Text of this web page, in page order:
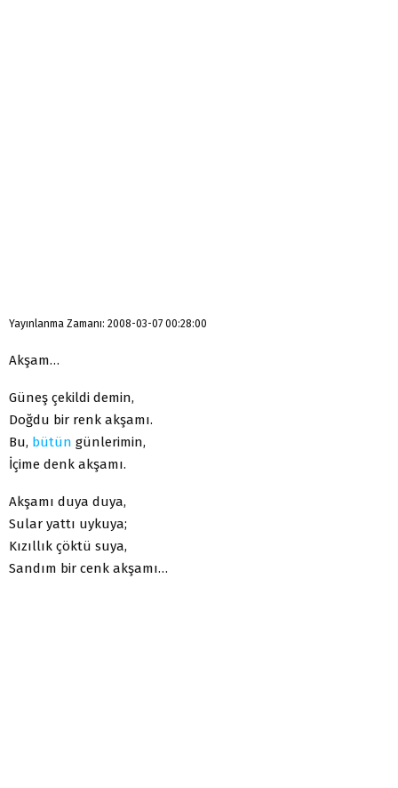
Yayınlanma Zamanı: 2008-03-07 00:28:00
Akşam…
Güneş çekildi demin,
Doğdu bir renk akşamı.
Bu, bütün günlerimin,
İçime denk akşamı.
Akşamı duya duya,
Sular yattı uykuya;
Kızıllık çöktü suya,
Sandım bir cenk akşamı…